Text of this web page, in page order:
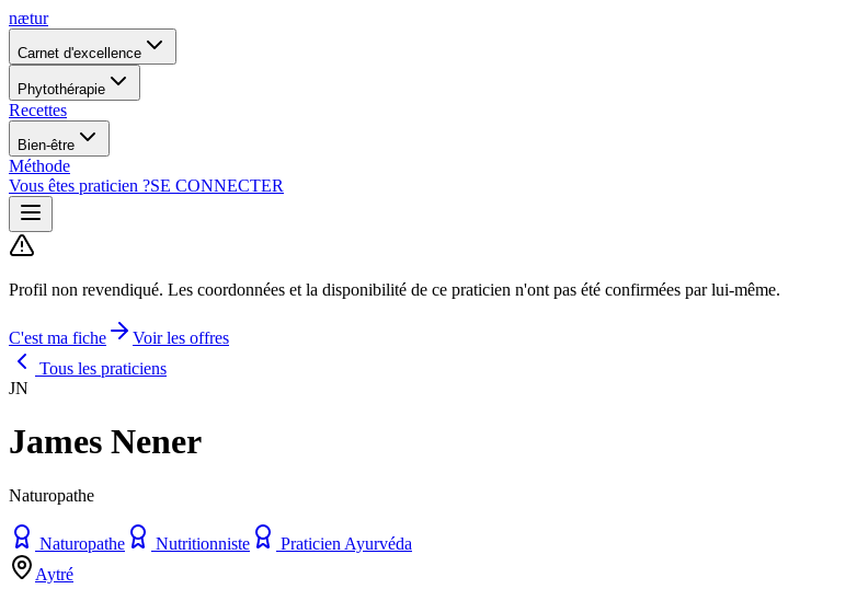
nætur
Carnet d'excellence
Phytothérapie
Recettes
Bien-être
Méthode
Vous êtes praticien ?SE CONNECTER
Profil non revendiqué. Les coordonnées et la disponibilité de ce praticien n'ont pas été confirmées par lui-même.
C'est ma fiche
Voir les offres
Tous les praticiens
JN
James Nener
Naturopathe
Naturopathe Nutritionniste
Praticien Ayurvéda
Aytré